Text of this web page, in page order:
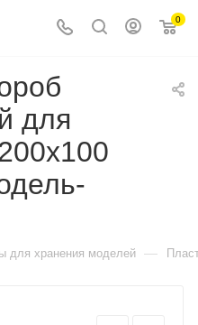
0
для
для хранения моделей —